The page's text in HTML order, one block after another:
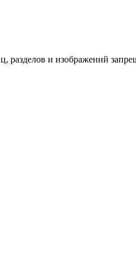
разделов и изображений